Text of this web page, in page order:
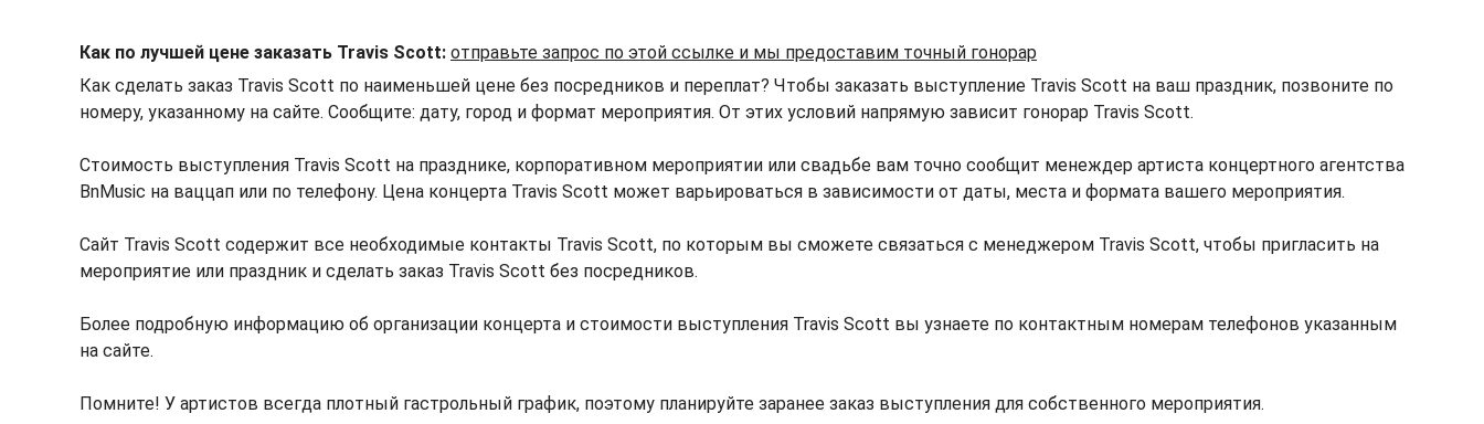
Как по лучшей цене заказать Travis Scott: отправьте запрос по этой ссылке и мы предоставим точный гонорар
Как сделать заказ Travis Scott по наименьшей цене без посредников и переплат? Чтобы заказать выступление Travis Scott на ваш праздник, позвоните по
номеру, указанному на сайте. Сообщите: дату, город и формат мероприятия. От этих условий напрямую зависит гонорар Travis Scott.
Стоимость выступления Travis Scott на празднике, корпоративном мероприятии или свадьбе вам точно сообщит менеждер артиста концертного агентства
BnMusic на ваццап или по телефону. Цена концерта Travis Scott может варьироваться в зависимости от даты, места и формата вашего мероприятия.
Сайт Travis Scott содержит все необходимые контакты Travis Scott, по которым вы сможете связаться с менеджером Travis Scott, чтобы пригласить на
мероприятие или праздник и сделать заказ Travis Scott без посредников.
Более подробную информацию об организации концерта и стоимости выступления Travis Scott вы узнаете по контактным номерам телефонов указанным
на сайте.
Помните! У артистов всегда плотный гастрольный график, поэтому планируйте заранее заказ выступления для собственного мероприятия.